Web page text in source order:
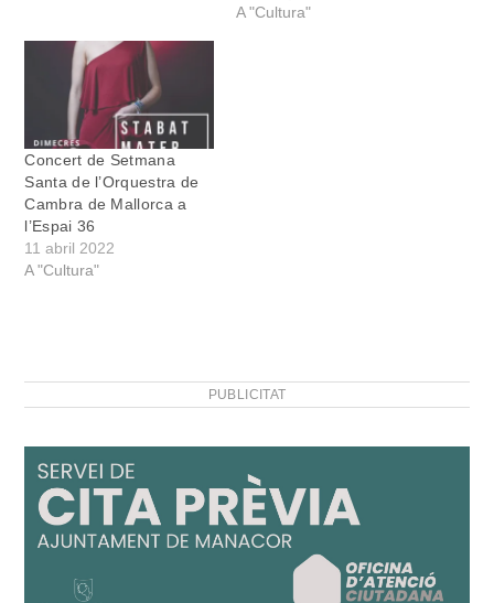
ajuntaments [/pullquote]La
A "Cultura"
Concert de Setmana
Santa de l’Orquestra de
Cambra de Mallorca a
l’Espai 36
11 abril 2022
A "Cultura"
PUBLICITAT